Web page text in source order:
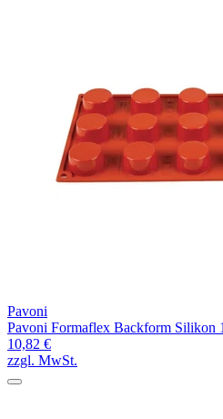
Pavoni
Pavoni Formaflex Backform Silikon
10,82 €
zzgl. MwSt.